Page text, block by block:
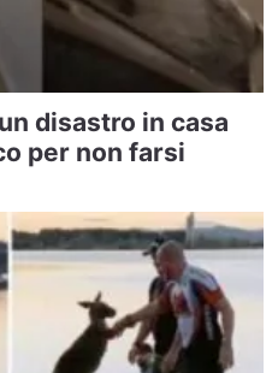
disastro in casa
per non farsi